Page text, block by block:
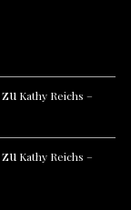
zu Kathy Reichs –
zu Kathy Reichs –